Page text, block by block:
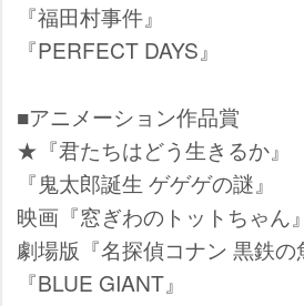
『福田村事件』
『PERFECT DAYS』
■アニメーション作品賞
★『君たちはどう生きるか』
『鬼太郎誕生 ゲゲゲの謎』
映画『窓ぎわのトットちゃん』
劇場版『名探偵コナン 黒鉄の
『BLUE GIANT』